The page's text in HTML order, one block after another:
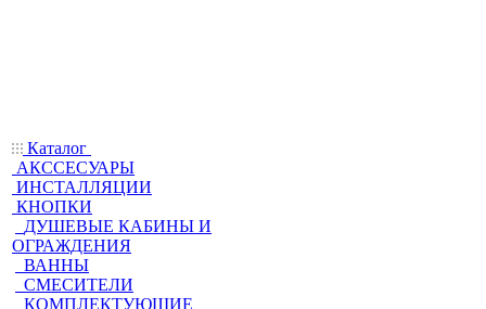
Каталог
АКССЕСУАРЫ
ИНСТАЛЛЯЦИИ
КНОПКИ
ДУШЕВЫЕ КАБИНЫ И
ОГРАЖДЕНИЯ
ВАННЫ
СМЕСИТЕЛИ
КОМПЛЕКТУЮЩИЕ